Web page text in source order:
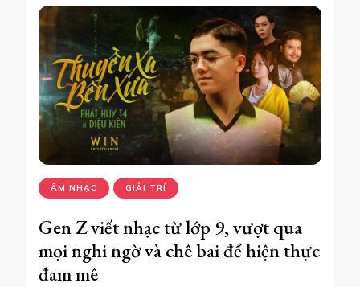
ÂM NHẠC GIẢI TRÍ
Gen Z viết nhạc từ lớp 9, vượt qua
mọi nghi ngờ và chê bai để hiện thực
đam mê